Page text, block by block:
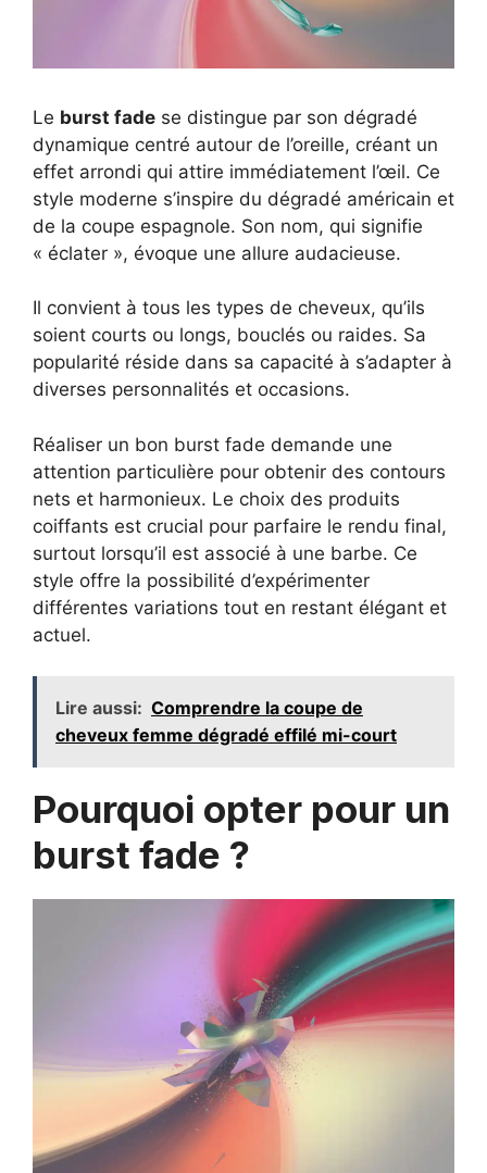
Le burst fade se distingue par son dégradé
dynamique centré autour de l’oreille, créant un
effet arrondi qui attire immédiatement l’œil. Ce
style moderne s’inspire du dégradé américain et
de la coupe espagnole. Son nom, qui signifie
« éclater », évoque une allure audacieuse.
Il convient à tous les types de cheveux, qu’ils
soient courts ou longs, bouclés ou raides. Sa
popularité réside dans sa capacité à s’adapter à
diverses personnalités et occasions.
Réaliser un bon burst fade demande une
attention particulière pour obtenir des contours
nets et harmonieux. Le choix des produits
coiffants est crucial pour parfaire le rendu final,
surtout lorsqu’il est associé à une barbe. Ce
style offre la possibilité d’expérimenter
différentes variations tout en restant élégant et
actuel.
Lire aussi: Comprendre la coupe de
cheveux femme dégradé effilé mi-court
Pourquoi opter pour un
burst fade ?